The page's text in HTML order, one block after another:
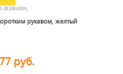
38106103XL
рукавом, желтый
руб.